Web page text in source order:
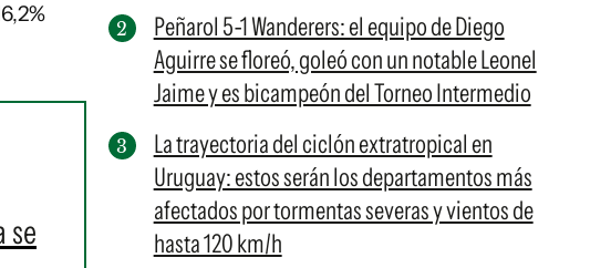
se
Peñarol 5-1 Wanderers: el equipo de Diego
Aguirre se floreó, goleó con un notable Leonel
Jaime y es bicampeón del Torneo Intermedio
La trayectoria del ciclón extratropical en
Uruguay: estos serán los departamentos más
afectados por tormentas severas y vientos de
hasta 120 km/h